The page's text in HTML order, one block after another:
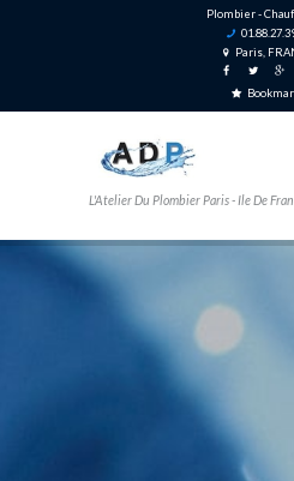
Plombier -
Paris,
L'Atelier Du Plombier Paris - Ile De